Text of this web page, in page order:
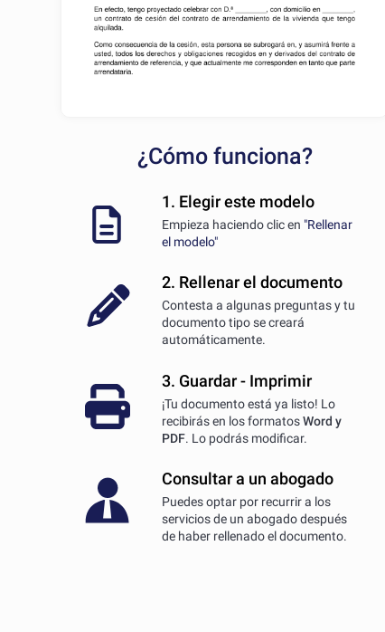
¿Cómo funciona?
1. Elegir este modelo
Empieza haciendo clic en "Rellenar
el modelo"
2. Rellenar el documento
Contesta a algunas preguntas y tu
documento tipo se creará
automáticamente.
3. Guardar - Imprimir
¡Tu documento está ya listo! Lo
recibirás en los formatosWord y
PDF. Lo podrás modificar.
Consultar a un abogado
Puedes optar por recurrir a los
servicios de un abogado después
de haber rellenado el documento.